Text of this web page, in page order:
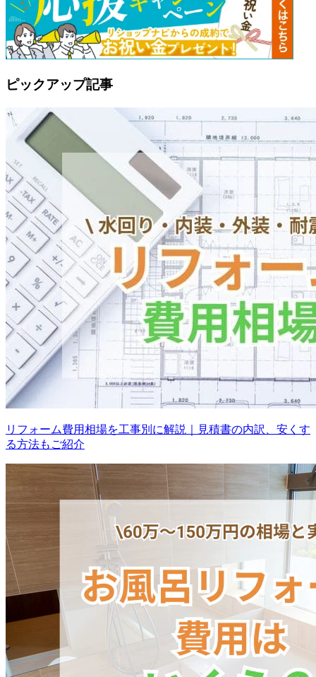
ピックアップ記事
リフォーム費用相場を工事別に解説｜見積書の内訳、安くす
る方法もご紹介